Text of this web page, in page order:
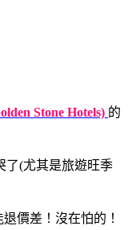
Stone Hotels) 的
了(尤其是旅遊旺季
價差！沒在怕的！